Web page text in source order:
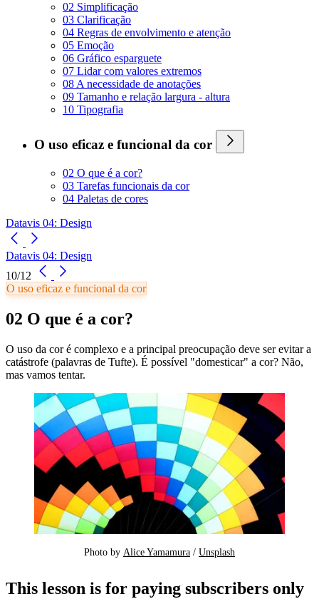
02 Simplificação
03 Clarificação
04 Regras de envolvimento e atenção
05 Emoção
06 Gráfico esparguete
07 Lidar com valores extremos
08 A necessidade de anotações
09 Tamanho e relação largura - altura
10 Tipografia
O uso eficaz e funcional da cor
02 O que é a cor?
03 Tarefas funcionais da cor
04 Paletas de cores
Datavis 04: Design
Datavis 04: Design
10/12
O uso eficaz e funcional da cor
02 O que é a cor?
O uso da cor é complexo e a principal preocupação deve ser evitar a
catástrofe (palavras de Tufte). É possível "domesticar" a cor? Não,
mas vamos tentar.
Photo by Alice Yamamura / Unsplash
This lesson is for paying subscribers only